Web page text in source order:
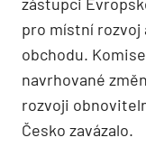
pro místní rozvoj
obchodu.
navrhované
rozvoji
Česko zavázalo.